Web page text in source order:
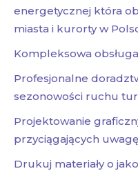
energetycznej która
miasta i kurorty w
Kompleksowa
Profesjonalne
sezonowości ruchu
Projektowanie
przyciągających uwagę
Drukuj materiały o